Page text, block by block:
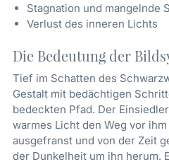
Stagnation und mangelnde
Verlust des inneren Lichts
Die Bedeutung der
Tief im Schatten des
Gestalt mit bedächtigen
bedeckten Pfad. Der
warmes Licht den Weg vor
ausgefranst und von der Zeit
der Dunkelheit um ihn herum.